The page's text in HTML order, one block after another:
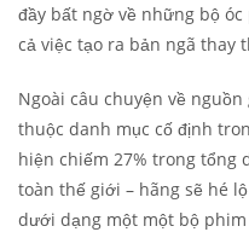
đầy bất ngờ về những bộ óc
cả việc tạo ra bản ngã thay
Ngoài câu chuyện về
thuộc danh mục cố định
hiện chiếm 27% trong tổng
toàn thế giới – hãng sẽ hé
dưới dạng một một bộ